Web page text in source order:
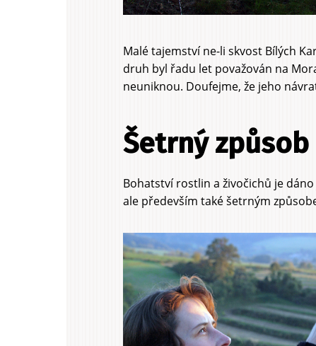
Malé tajemství ne-li skvost Bílých
druh byl řadu let považován na
neuniknou. Doufejme, že jeho
Šetrný
Bohatství rostlin a živočichů je
ale především také šetrným